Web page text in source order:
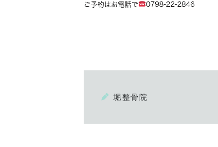
ご予約はお電話で 0798-22-2846
堀整骨院